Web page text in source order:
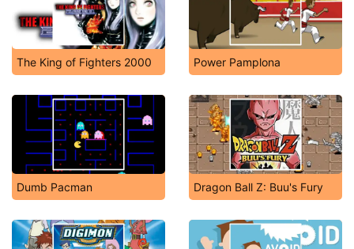
The King of Fighters 2000 Power Pamplona
Dumb Pacman Dragon Ball Z: Buu's Fury